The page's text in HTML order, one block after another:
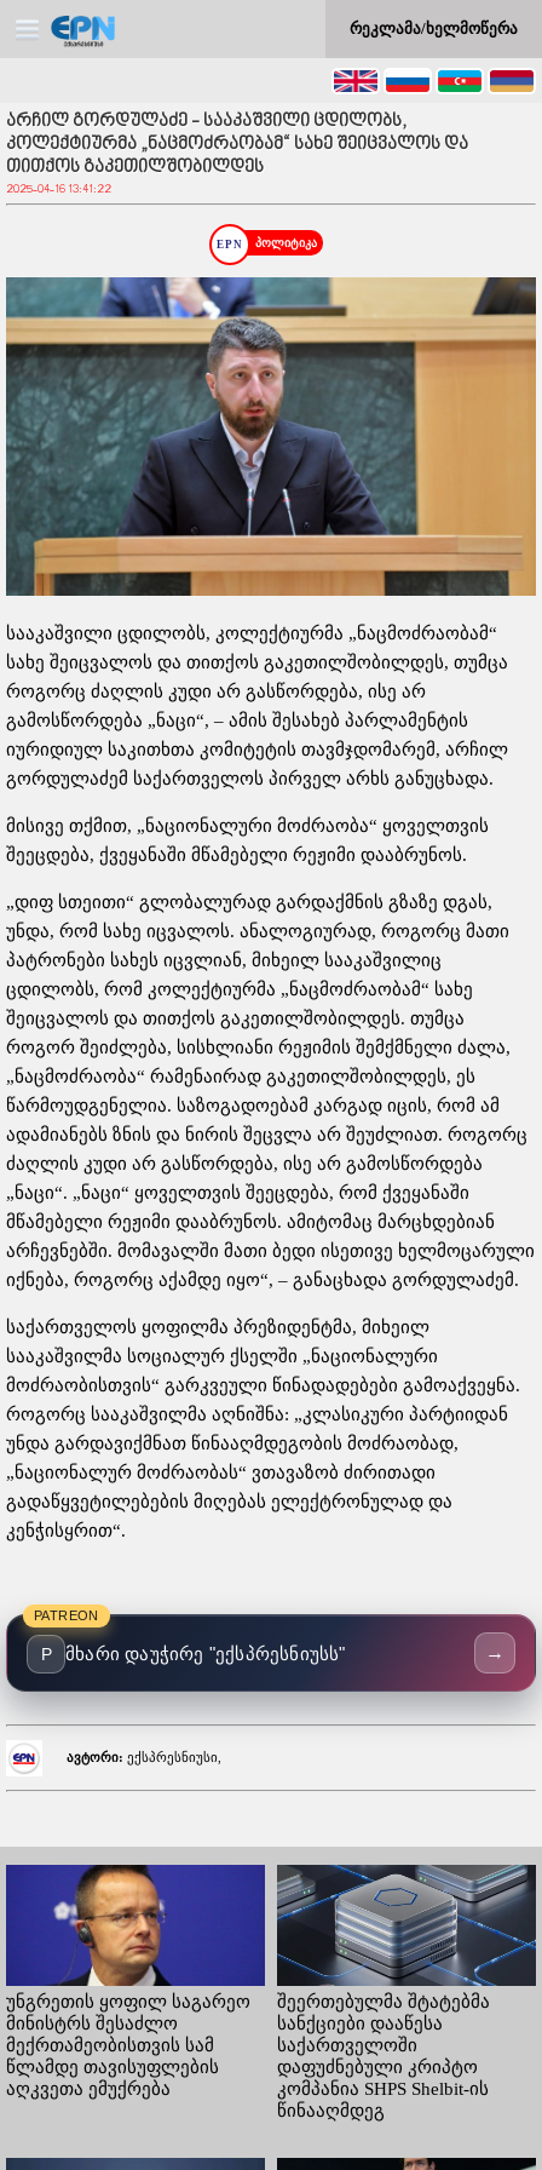
რეკლამა/ხელმოწერა
არჩილ გორდულაძე - სააკაშვილი ცდილობს,
კოლექტიურმა „ნაცმოძრაობამ“ სახე შეიცვალოს და
თითქოს გაკეთილშობილდეს
2025-04-16 13:41:22
პოლიტიკა
სააკაშვილი ცდილობს, კოლექტიურმა „ნაცმოძრაობამ“
სახე შეიცვალოს და თითქოს გაკეთილშობილდეს, თუმცა
როგორც ძაღლის კუდი არ გასწორდება, ისე არ
გამოსწორდება „ნაცი“, – ამის შესახებ პარლამენტის
იურიდიულ საკითხთა კომიტეტის თავმჯდომარემ, არჩილ
გორდულაძემ საქართველოს პირველ არხს განუცხადა.
მისივე თქმით, „ნაციონალური მოძრაობა“ ყოველთვის
შეეცდება, ქვეყანაში მწამებელი რეჟიმი დააბრუნოს.
„დიფ სთეითი“ გლობალურად გარდაქმნის გზაზე დგას,
უნდა, რომ სახე იცვალოს. ანალოგიურად, როგორც მათი
პატრონები სახეს იცვლიან, მიხეილ სააკაშვილიც
ცდილობს, რომ კოლექტიურმა „ნაცმოძრაობამ“ სახე
შეიცვალოს და თითქოს გაკეთილშობილდეს. თუმცა
როგორ შეიძლება, სისხლიანი რეჟიმის შემქმნელი ძალა,
„ნაცმოძრაობა“ რამენაირად გაკეთილშობილდეს, ეს
წარმოუდგენელია. საზოგადოებამ კარგად იცის, რომ ამ
ადამიანებს ზნის და ნირის შეცვლა არ შეუძლიათ. როგორც
ძაღლის კუდი არ გასწორდება, ისე არ გამოსწორდება
„ნაცი“. „ნაცი“ ყოველთვის შეეცდება, რომ ქვეყანაში
მწამებელი რეჟიმი დააბრუნოს. ამიტომაც მარცხდებიან
არჩევნებში. მომავალში მათი ბედი ისეთივე ხელმოცარული
იქნება, როგორც აქამდე იყო“, – განაცხადა გორდულაძემ.
საქართველოს ყოფილმა პრეზიდენტმა, მიხეილ
სააკაშვილმა სოციალურ ქსელში „ნაციონალური
მოძრაობისთვის“ გარკვეული წინადადებები გამოაქვეყნა.
როგორც სააკაშვილმა აღნიშნა: „კლასიკური პარტიიდან
უნდა გარდავიქმნათ წინააღმდეგობის მოძრაობად,
„ნაციონალურ მოძრაობას“ ვთავაზობ ძირითადი
გადაწყვეტილებების მიღებას ელექტრონულად და
კენჭისყრით“.
PATREON
P მხარი დაუჭირე "ექსპრესნიუსს" →
ავტორი: ექსპრესნიუსი,
უნგრეთის ყოფილ საგარეო
მინისტრს შესაძლო
მექრთამეობისთვის სამ
წლამდე თავისუფლების
აღკვეთა ემუქრება
შეერთებულმა შტატებმა
სანქციები დააწესა
საქართველოში
დაფუძნებული კრიპტო
კომპანია SHPS Shelbit-ის
წინააღმდეგ